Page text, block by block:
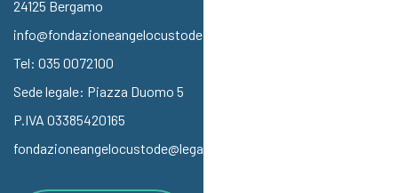
24125 Bergamo
info@fondazioneangelocustode.it
Tel: 035 0072100
Sede legale: Piazza Duomo 5
P.IVA 03385420165
fondazioneangelocustode@legalmail.it